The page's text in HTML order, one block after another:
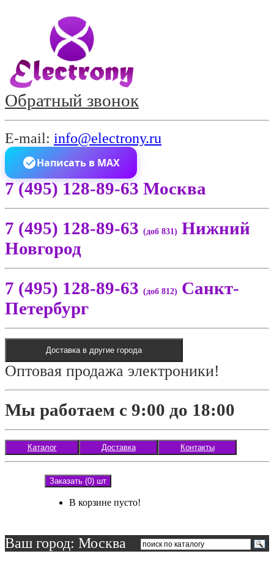
Обратный звонок
E-mail: info@electrony.ru
Написать в MAX
7 (495) 128-89-63 Москва
7 (495) 128-89-63 (доб 831) Нижний
Новгород
7 (495) 128-89-63 (доб 812) Санкт-
Петербург
Доставка в другие города
Оптовая продажа электроники!
Мы работаем с 9:00 до 18:00
Каталог Доставка Контакты
Заказать (0) шт
В корзине пусто!
Ваш город: Москва